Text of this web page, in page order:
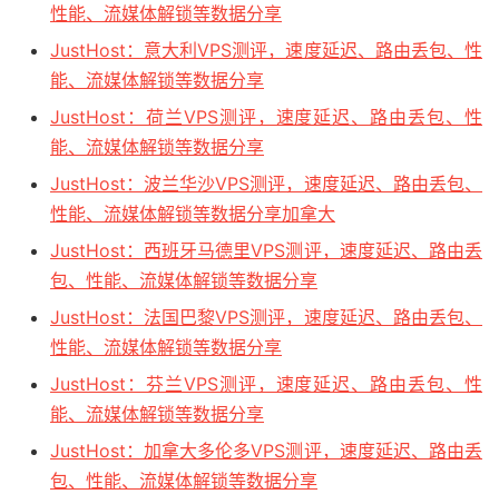
性能、流媒体解锁等数据分享
JustHost：意大利VPS测评，速度延迟、路由丢包、性
能、流媒体解锁等数据分享
JustHost：荷兰VPS测评，速度延迟、路由丢包、性
能、流媒体解锁等数据分享
JustHost：波兰华沙VPS测评，速度延迟、路由丢包、
性能、流媒体解锁等数据分享加拿大
JustHost：西班牙马德里VPS测评，速度延迟、路由丢
包、性能、流媒体解锁等数据分享
JustHost：法国巴黎VPS测评，速度延迟、路由丢包、
性能、流媒体解锁等数据分享
JustHost：芬兰VPS测评，速度延迟、路由丢包、性
能、流媒体解锁等数据分享
JustHost：加拿大多伦多VPS测评，速度延迟、路由丢
包、性能、流媒体解锁等数据分享